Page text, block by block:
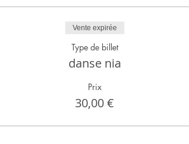
Vente expirée
Type de billet
danse nia
Prix
30,00 €